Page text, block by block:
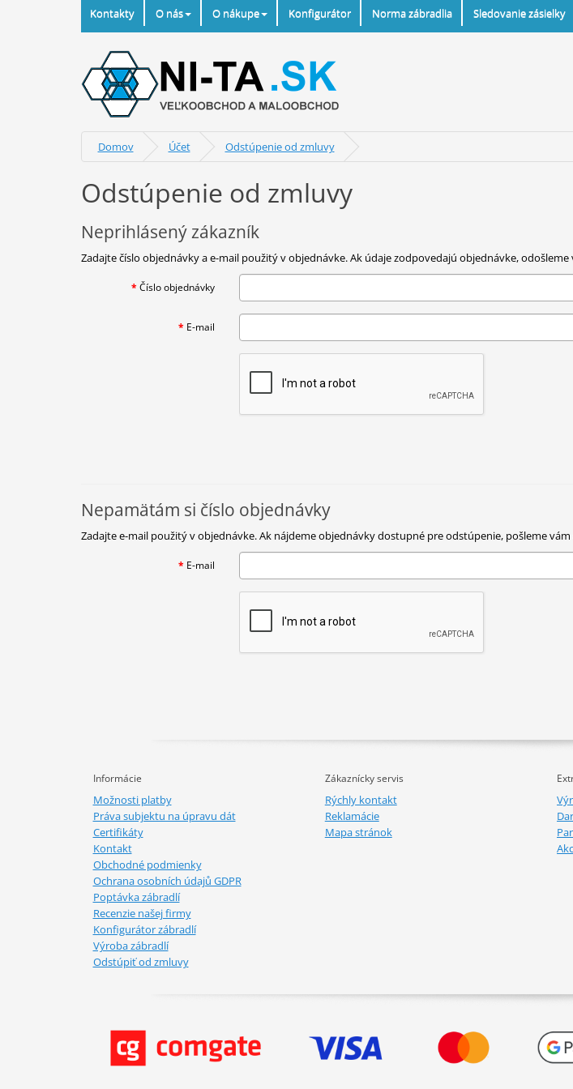
Kontakty O nás O nákupe Konfigurátor Norma zábradlia Sledovanie zásielky
Domov Účet Odstúpenie od zmluvy
Odstúpenie od zmluvy
Neprihlásený zákazník
Zadajte číslo objednávky a e-mail použitý v objednávke. Ak údaje zodpovedajú objednávke,
Číslo objednávky
E-mail
Nepamätám si číslo objednávky
Zadajte e-mail použitý v objednávke. Ak nájdeme objednávky dostupné pre odstúpenie, pošleme
E-mail
Informácie
Možnosti platby
Práva subjektu na úpravu dát
Certifikáty
Kontakt
Obchodné podmienky
Ochrana osobních údajů GDPR
Poptávka zábradlí
Recenzie našej firmy
Konfigurátor zábradlí
Výroba zábradlí
Odstúpiť od zmluvy
Zákaznícky servis
Rýchly kontakt
Reklamácie
Mapa stránok